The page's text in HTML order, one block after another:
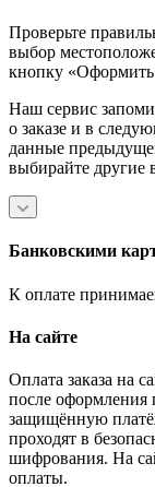
Проверьте
выбор
кнопку «Оформить
Наш сервис
о заказе и в
данные
выбирайте другие
Банковскими
К оплате
На сайте
Оплата заказа на
после оформления
защищённую
проходят в
шифрования. На
оплаты.